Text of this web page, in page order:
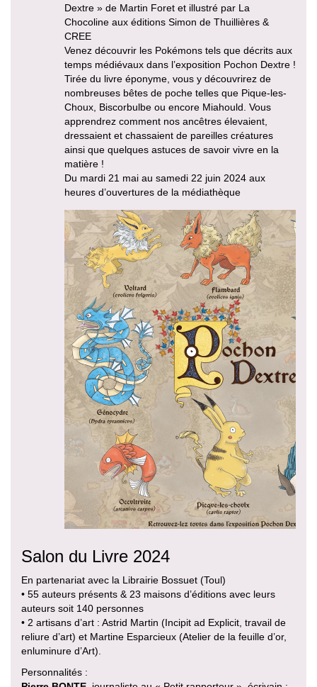
Dextre » de Martin Foret et illustré par La
Chocoline aux éditions Simon de Thuillières &
CREE
Venez découvrir les Pokémons tels que décrits aux
temps médiévaux dans l’exposition Pochon Dextre !
Tirée du livre éponyme, vous y découvrirez de
nombreuses bêtes de poche telles que Pique-les-
Choux, Biscorbulbe ou encore Miahould. Vous
apprendrez comment nos ancêtres élevaient,
dressaient et chassaient de pareilles créatures
ainsi que quelques astuces de savoir vivre en la
matière !
Du mardi 21 mai au samedi 22 juin 2024 aux
heures d’ouvertures de la médiathèque
Salon du Livre 2024
En partenariat avec la Librairie Bossuet (Toul)
• 55 auteurs présents & 23 maisons d’éditions avec leurs
auteurs soit 140 personnes
• 2 artisans d’art : Astrid Martin (Incipit ad Explicit, travail de
reliure d’art) et Martine Esparcieux (Atelier de la feuille d’or,
enluminure d’Art).
Personnalités :